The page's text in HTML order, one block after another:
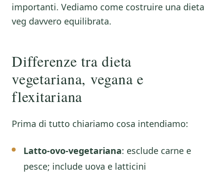
importanti. Vediamo come costruire una dieta
veg davvero equilibrata.
Differenze tra dieta
vegetariana, vegana e
flexitariana
Prima di tutto chiariamo cosa intendiamo:
Latto-ovo-vegetariana: esclude carne e
pesce; include uova e latticini